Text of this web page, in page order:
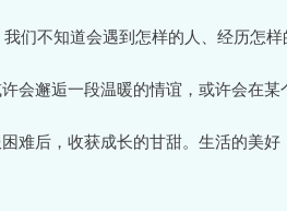
们不知道会遇到怎样的人、经历怎
会邂逅一段温暖的情谊，或许会在
难后，收获成长的甘甜。生活的美